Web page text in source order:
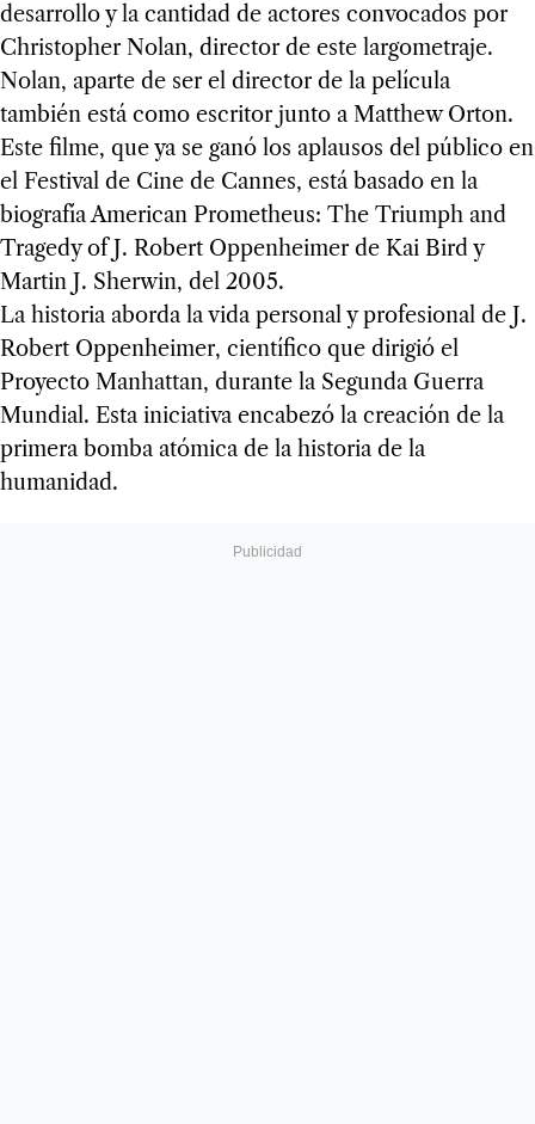
desarrollo y la cantidad de actores convocados por
Christopher Nolan, director de este largometraje.
Nolan, aparte de ser el director de la película
también está como escritor junto a Matthew Orton.
Este filme, que ya se ganó los aplausos del público en
el Festival de Cine de Cannes, está basado en la
biografía American Prometheus: The Triumph and
Tragedy of J. Robert Oppenheimer de Kai Bird y
Martin J. Sherwin, del 2005.
La historia aborda la vida personal y profesional de J.
Robert Oppenheimer, científico que dirigió el
Proyecto Manhattan, durante la Segunda Guerra
Mundial. Esta iniciativa encabezó la creación de la
primera bomba atómica de la historia de la
humanidad.